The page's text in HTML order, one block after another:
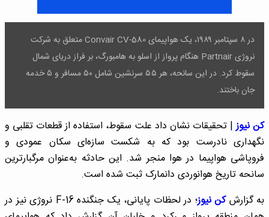
در ۸ سپتامبر ۱۹۸۹، یک هواپیمای Convair CV-580 متعلق به شرکت
نروژی Partnair هنگام پرواز از اسلو به هامبورگ، بر فراز دریای شمال
سقوط کرد. در این سانحه، هر ۵۵ سرنشین شامل ۵۰ مسافر و ۵ خدمه
جان باختند.
کن نیوز| تحقیقات نشان داد علت سقوط، استفاده از قطعات تقلبی و
نگهداری نادرست بود که به شکست سازه‌ای سکان عمودی و
فروپاشی هواپیما در هوا منجر شد. این حادثه به‌عنوان مرگبارترین
سانحه تاریخ هوانوردی دانمارک ثبت شده است.
به گزارشکن نیوز
؛ در لحظات پایانی، یک جنگنده F-16 نروژی نیز در